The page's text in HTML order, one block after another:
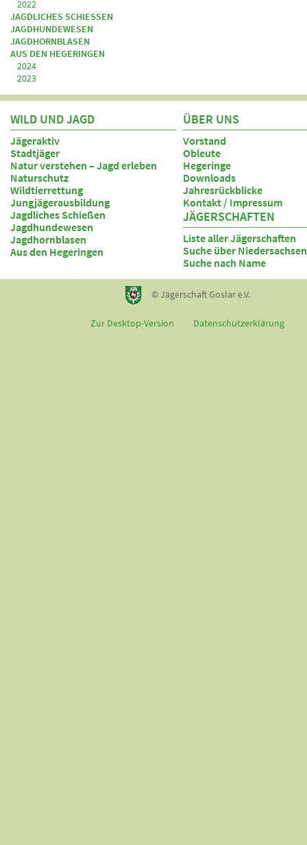
2022
JAGDLICHES SCHIESSEN
JAGDHUNDEWESEN
JAGDHORNBLASEN
AUS DEN HEGERINGEN
2024
2023
WILD UND JAGD
Jägeraktiv
Stadtjäger
Natur verstehen – Jagd erleben
Naturschutz
Wildtierrettung
Jungjägerausbildung
Jagdliches Schießen
Jagdhundewesen
Jagdhornblasen
Aus den Hegeringen
ÜBER UNS
Vorstand
Obleute
Hegeringe
Downloads
Jahresrückblicke
Kontakt / Impressum
JÄGERSCHAFTEN
Liste aller Jägerschaften
Suche über
Suche nach Name
© Jägerschaft Goslar e.V.
Zur Desktop-Version Datenschutzerklärung